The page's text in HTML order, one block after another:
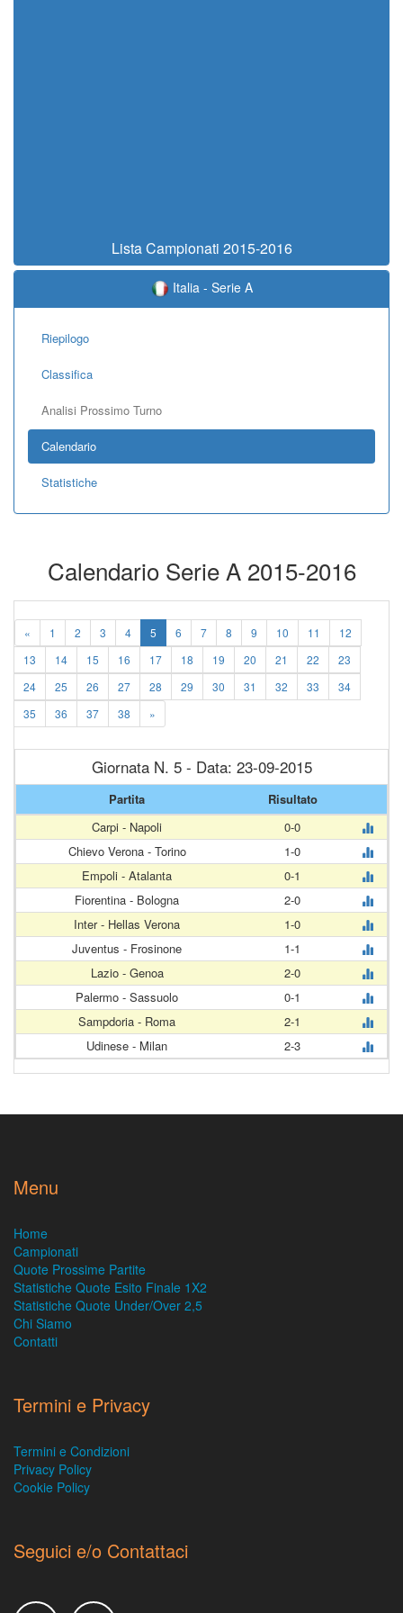
Lista Campionati 2015-2016
Italia - Serie A
Riepilogo
Classifica
Analisi Prossimo Turno
Calendario
Statistiche
Calendario Serie A 2015-2016
« 1 2 3 4 5 6 7 8 9 10 11
12
13
14 15 16 17 18 19 20 21 22
23
24
25 26 27 28 29 30 31 32 33
34
35
36 37 38 »
Giornata N. 5 - Data: 23-09-2015
Partita
Risultato
Carpi - Napoli
0-0
Chievo Verona - Torino
1-0
Empoli - Atalanta
0-1
Fiorentina - Bologna
2-0
Inter - Hellas Verona
1-0
Juventus - Frosinone
1-1
Lazio - Genoa
2-0
Palermo - Sassuolo
0-1
Sampdoria - Roma
2-1
Udinese - Milan
2-3
Menu
Home
Campionati
Quote Prossime Partite
Statistiche Quote Esito Finale 1X2
Statistiche Quote Under/Over 2,5
Chi Siamo
Contatti
Termini e Privacy
Termini e Condizioni
Privacy Policy
Cookie Policy
Seguici e/o Contattaci